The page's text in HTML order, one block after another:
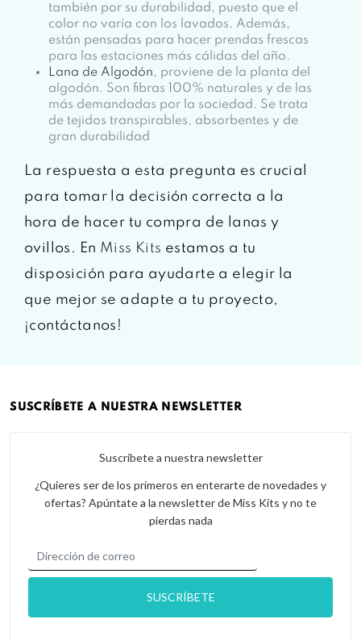
también por su durabilidad, puesto que el
color no varía con los lavados. Además,
están pensadas para hacer prendas frescas
para las estaciones más cálidas del año.
Lana de Algodón, proviene de la planta del
algodón. Son fibras 100% naturales y de las
más demandadas por la sociedad. Se trata
de tejidos transpirables, absorbentes y de
gran durabilidad
La respuesta a esta pregunta es crucial
para tomar la decisión correcta a la
hora de hacer tu compra de lanas y
ovillos. En Miss Kits estamos a tu
disposición para ayudarte a elegir la
que mejor se adapte a tu proyecto,
¡contáctanos!
SUSCRÍBETE A NUESTRA NEWSLETTER
Suscríbete a nuestra newsletter
¿Quieres ser de los primeros en enterarte de novedades y
ofertas? Apúntate a la newsletter de Miss Kits y no te
pierdas nada